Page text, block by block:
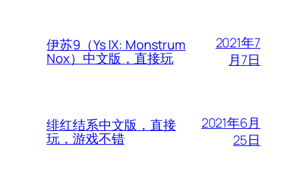
伊苏9（Ys IX: Monstrum
Nox）中文版，直接玩
2021年7
月7日
绯红结系中文版，直接
玩，游戏不错
2021年6月
25日